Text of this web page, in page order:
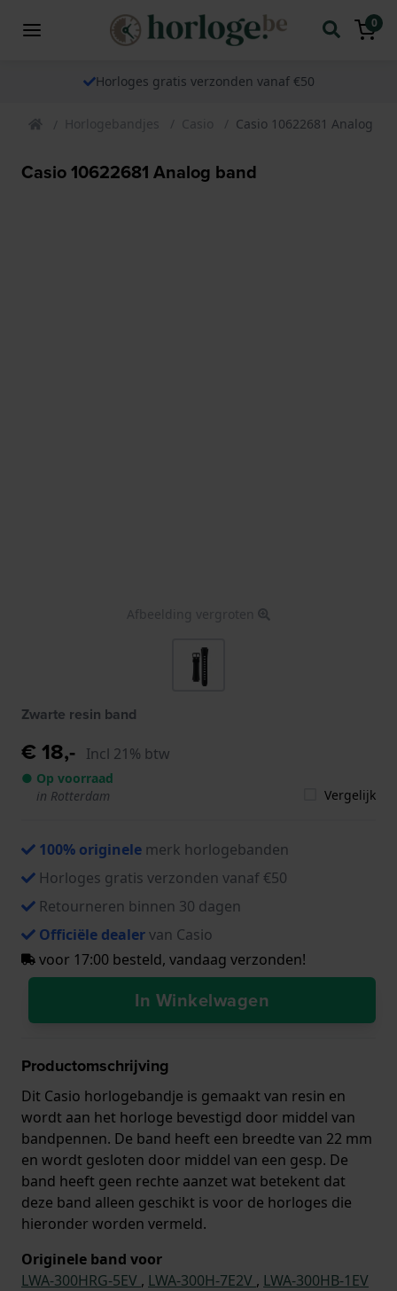
0
Horloges gratis verzonden vanaf €50
Horlogebandjes Casio Casio 10622681 Analog
Casio 10622681 Analog band
Afbeelding vergroten
Zwarte resin band
€ 18,- Incl 21% btw
● Op voorraad
in Rotterdam
Vergelijk
100% originele merk horlogebanden
Horloges gratis verzonden vanaf €50
Retourneren binnen 30 dagen
Officiële dealervan Casio
voor 17:00 besteld, vandaag verzonden!
In Winkelwagen
Productomschrijving
Dit Casio horlogebandje is gemaakt van resin en
wordt aan het horloge bevestigd door middel van
bandpennen. De band heeft een breedte van 22 mm
en wordt gesloten door middel van een gesp. De
band heeft geen rechte aanzet wat betekent dat
deze band alleen geschikt is voor de horloges die
hieronder worden vermeld.
Originele band voor
LWA-300HRG-5EV , LWA-300H-7E2V , LWA-300HB-1EV